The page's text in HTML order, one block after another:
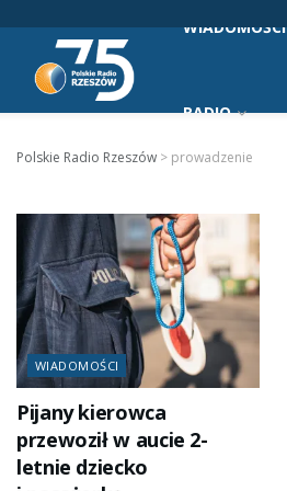
WIADOMOŚCI
RADIO
Polskie Radio Rzeszów > prowadzenie
WIADOMOŚCI
Pijany kierowca
przewoził w aucie 2-
letnie dziecko